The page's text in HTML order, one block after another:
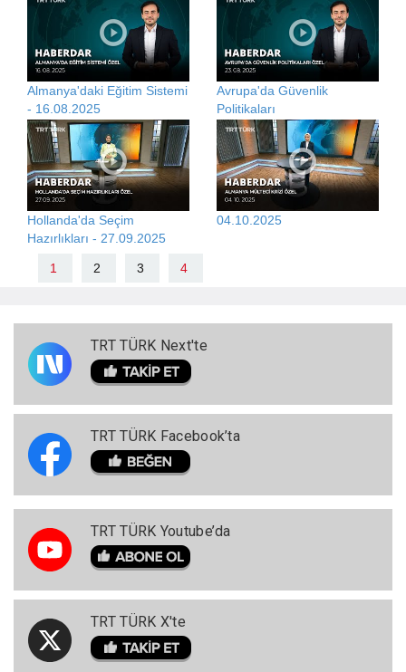
Almanya'daki Eğitim Sistemi
- 16.08.2025
Avrupa'da Güvenlik
Politikaları
Hollanda'da Seçim
Hazırlıkları - 27.09.2025
04.10.2025
1 2 3 4
TRT TÜRK Next'te
TRT TÜRK Facebook’ta
TRT TÜRK Youtube’da
TRT TÜRK X'te